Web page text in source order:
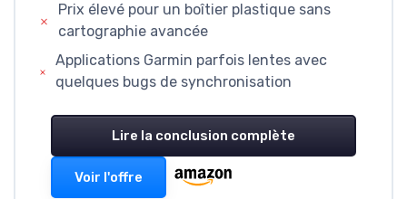
Prix élevé pour un boîtier plastique sans
cartographie avancée
Applications Garmin parfois lentes avec
quelques bugs de synchronisation
Lire la conclusion complète
Voir l'offre